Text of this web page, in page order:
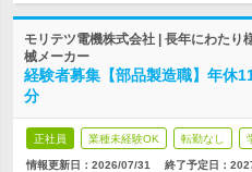
モリテツ電機株式会社 | 長年にわたり
械メーカー
経験者募集【部品製造職】年休
分
正社員 業種未経験OK 転勤なし
情報更新日：2026/07/31 終了予定日：